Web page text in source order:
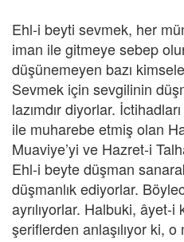
Ehl-i beyti sevmek, her
iman ile gitmeye sebep
düşünemeyen bazı
Sevmek için sevgilinin
lazımdır diyorlar.
ile muharebe etmiş olan
Muaviye’yi ve Hazret-i
Ehl-i beyte düşman
düşmanlık ediyorlar.
ayrılıyorlar. Halbuki, âyet-
şeriflerden anlaşılıyor ki,